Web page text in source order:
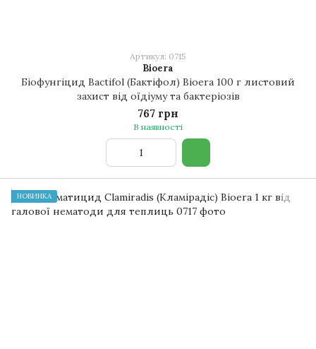
Артикул: 0715
Bioera
Біофунгіцид Bactifol (Бактіфол) Bioera 100 г листовий
захист від оїдіуму та бактеріозів
767 грн
В наявності
НОВИНКА